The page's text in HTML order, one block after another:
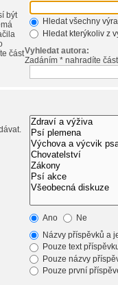
být
část
Hledat všechny
Hledat kterýkoliv z
Vyhledat autora:
Zadáním * nahradíte
Ano
Ne
Názvy příspěvků a
Pouze text
Pouze názvy
Pouze první